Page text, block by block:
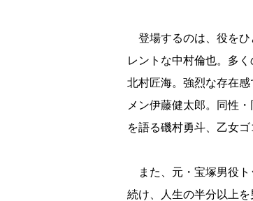
登場するのは、役をひ
レントな中村倫也。多
北村匠海。強烈な存在
メン伊藤健太郎。同性
を語る磯村勇斗、乙女ゴ
また、元・宝塚男役ト
続け、人生の半分以上